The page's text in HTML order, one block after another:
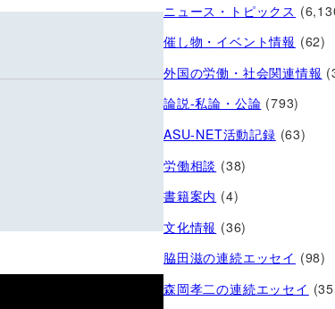
ニュース・トピックス
催し物・イベント情報 (62)
外国の労働・社会関連情報
論説-私論・公論 (793)
ASU-NET活動記録 (63)
労働相談 (38)
書籍案内 (4)
文化情報 (36)
脇田滋の連続エッセイ (98)
森岡孝二の連続エッセイ